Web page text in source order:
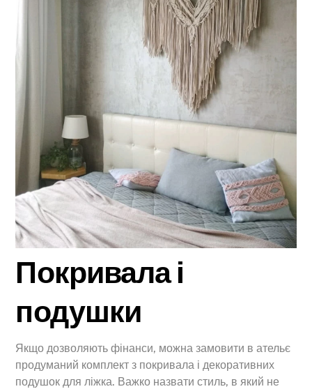
Покривала і
подушки
Якщо дозволяють фінанси, можна замовити в ательє
продуманий комплект з покривала і декоративних
подушок для ліжка. Важко назвати стиль, в який не